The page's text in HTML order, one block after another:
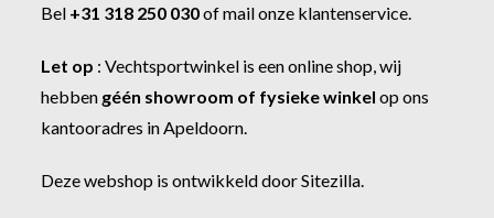
Bel +31 318 250 030ofmail onze klantenservice
Let op :Vechtsportwinkel is een online shop, wij
hebben géén showroom of fysieke winkel op ons
kantooradres in Apeldoorn.
Deze webshop is ontwikkeld doorSitezilla